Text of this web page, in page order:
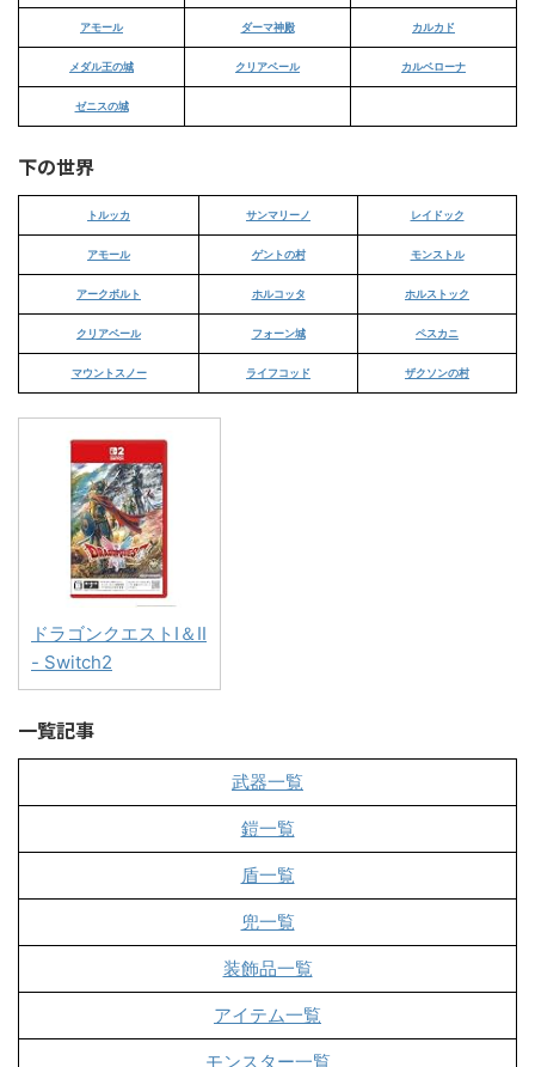
アモール ダーマ神殿 カルカド
メダル王の城 クリアベール カルベローナ
ゼニスの城
下の世界
トルッカ サンマリーノ レイドック
アモール ゲントの村 モンストル
アークボルト ホルコッタ ホルストック
クリアベール フォーン城 ペスカニ
マウントスノー ライフコッド ザクソンの村
ドラゴンクエストI＆II
- Switch2
一覧記事
武器一覧
鎧一覧
盾一覧
兜一覧
装飾品一覧
アイテム一覧
モンスター一覧